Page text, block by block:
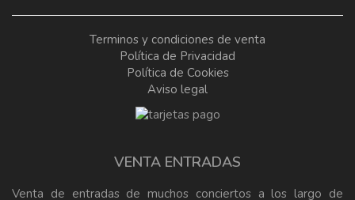
Terminos y condiciones de venta
Política de Privacidad
Política de Cookies
Aviso legal
VENTA ENTRADAS
Venta de entradas de muchos conciertos a los largo de